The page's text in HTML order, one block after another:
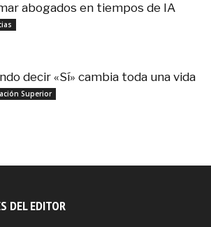
abogados en tiempos de IA
decir «Sí» cambia toda una vida
Superior
DEL EDITOR